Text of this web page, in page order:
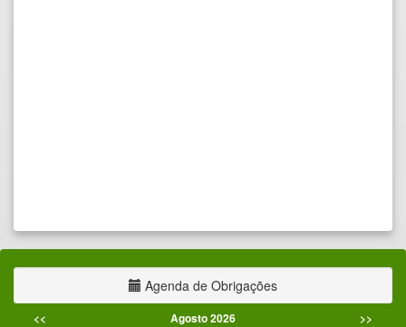
Agenda de Obrigações
<< Agosto 2026
>>